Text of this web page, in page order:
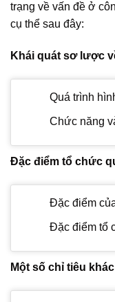
trạng về vấn đề ở
cụ thể sau đây:
Khái quát sơ lược
Quá trình
Chức năng
Đặc điểm tổ chức
Đặc điểm
Đặc điểm tổ
Một số chỉ tiêu